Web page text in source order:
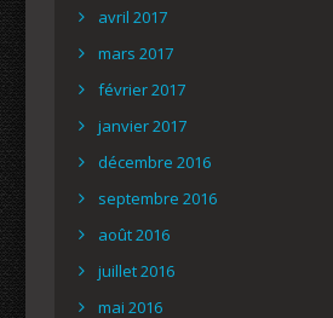
avril 2017
mars 2017
février 2017
janvier 2017
décembre 2016
septembre 2016
août 2016
juillet 2016
mai 2016